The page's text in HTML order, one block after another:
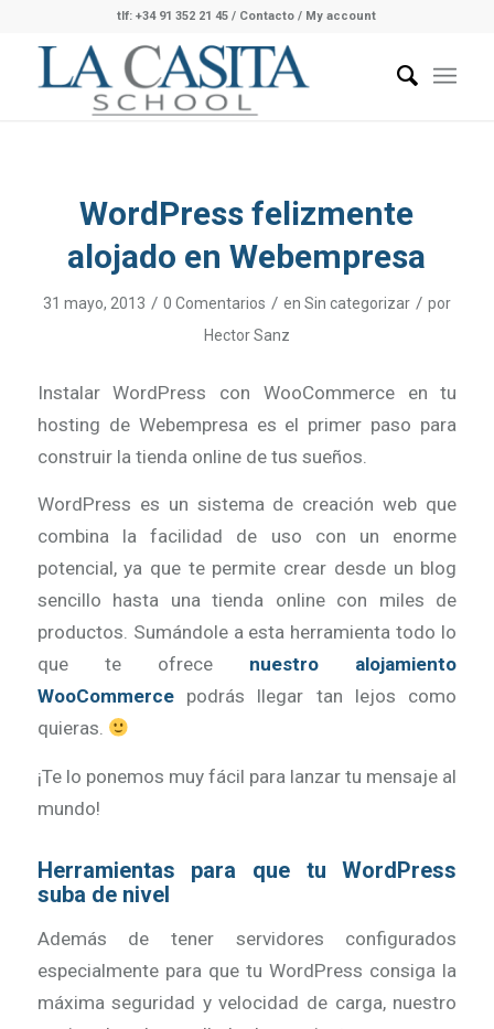
tlf: +34 91 352 21 45 / Contacto/ My account
WordPress felizmente
alojado en Webempresa
31 mayo, 2013 / 0 Comentarios / en Sin categorizar / por
Hector Sanz
Instalar WordPress con WooCommerce en tu
hosting de Webempresa es el primer paso para
construir la tienda online de tus sueños.
WordPress es un sistema de creación web que
combina la facilidad de uso con un enorme
potencial, ya que te permite crear desde un blog
sencillo hasta una tienda online con miles de
productos. Sumándole a esta herramienta todo lo
que te ofrece nuestro alojamiento
WooCommercepodrás llegar tan lejos como
quieras.
¡Te lo ponemos muy fácil para lanzar tu mensaje al
mundo!
Herramientas para que tu WordPress
suba de nivel
Además de tener servidores configurados
especialmente para que tu WordPress consiga la
máxima seguridad y velocidad de carga, nuestro